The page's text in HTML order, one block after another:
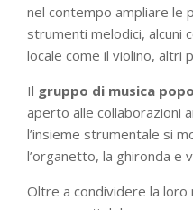
nel contempo ampliare le
strumenti melodici, alcuni
locale come il violino, altri
Il gruppo di musica
aperto alle collaborazioni
l’insieme strumentale si
l’organetto, la ghironda e
Oltre a condividere la loro